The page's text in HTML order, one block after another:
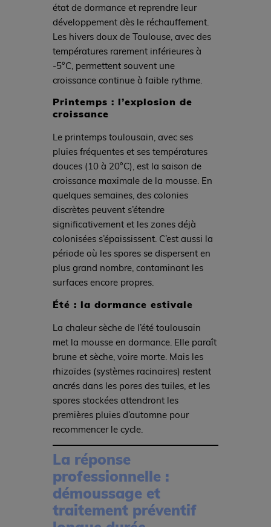
état de dormance et reprendre leur
développement dès le réchauffement.
Les hivers doux de Toulouse, avec des
températures rarement inférieures à
-5°C, permettent souvent une
croissance continue à faible rythme.
Printemps : l’explosion de
croissance
Le printemps toulousain, avec ses
pluies fréquentes et ses températures
douces (10 à 20°C), est la saison de
croissance maximale de la mousse. En
quelques semaines, des colonies
discrètes peuvent s’étendre
significativement et les zones déjà
colonisées s’épaississent. C’est aussi la
période où les spores se dispersent en
plus grand nombre, contaminant les
surfaces encore propres.
Été : la dormance estivale
La chaleur sèche de l’été toulousain
met la mousse en dormance. Elle paraît
brune et sèche, voire morte. Mais les
rhizoïdes (systèmes racinaires) restent
ancrés dans les pores des tuiles, et les
spores stockées attendront les
premières pluies d’automne pour
recommencer le cycle.
La réponse
professionnelle :
démoussage et
traitement préventif